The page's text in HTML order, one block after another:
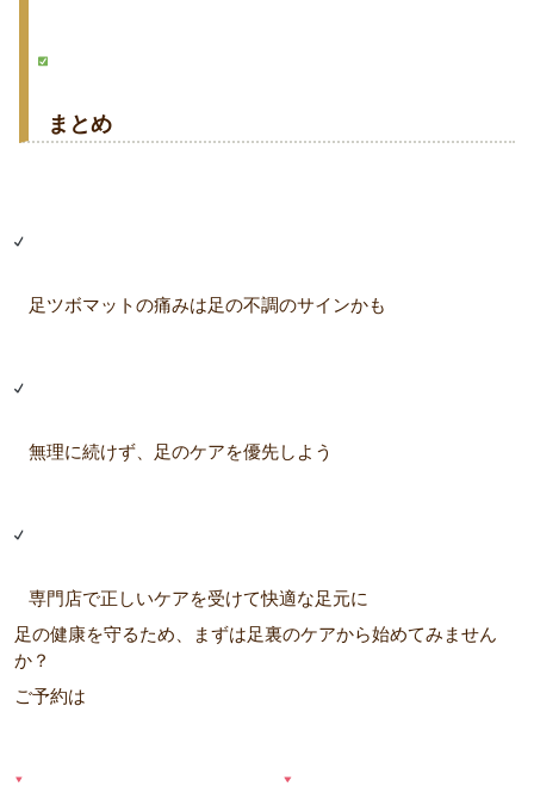
まとめ
足ツボマットの痛みは足の不調のサインかも
無理に続けず、足のケアを優先しよう
専門店で正しいケアを受けて快適な足元に
足の健康を守るため、まずは足裏のケアから始めてみません
か？
ご予約は